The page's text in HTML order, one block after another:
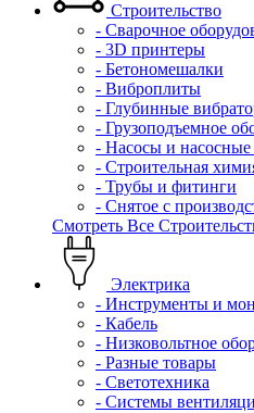
Строительство
- Сварочное
- 3D принтеры
- Бетономешалки
- Виброплиты
- Глубинные
- Грузоподъемное
- Насосы и насосные
- Строительная
- Трубы и фитинги
- Снятое с
Смотреть Все
Электрика
- Инструменты и
- Кабель
- Низковольтное
- Разные товары
- Светотехника
- Системы